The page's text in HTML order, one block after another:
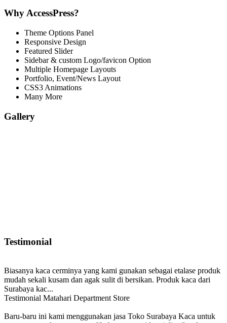
Why AccessPress?
Theme Options Panel
Responsive Design
Featured Slider
Sidebar & custom Logo/favicon Option
Multiple Homepage Layouts
Portfolio, Event/News Layout
CSS3 Animations
Many More
Gallery
Testimonial
Biasanya kaca cerminya yang kami gunakan sebagai etalase produk
mudah sekali kusam dan agak sulit di bersikan. Produk kaca dari
Surabaya kac...
Testimonial Matahari Department Store
Baru-baru ini kami menggunakan jasa Toko Surabaya Kaca untuk